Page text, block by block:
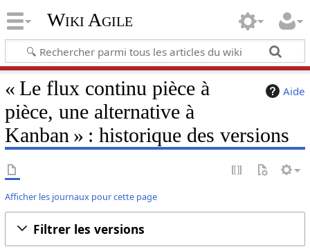
Wiki Agile
Aide
« Le flux continu pièce à
pièce, une alternative à
Kanban » : historique des versions
Afficher les journaux pour cette page
Filtrer les versions